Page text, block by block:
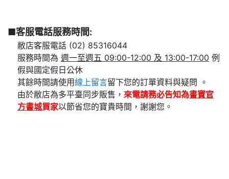
■客服電話服務時間:
敝店客服電話 (02) 85316044
服務時間為 週一至週五 09:00-12:00 及 13:00-17:00 例
假與國定假日公休
其餘時間請使用線上留言
留下您的訂單資料與疑問 。
由於敝店為多平臺同步販售， 來電請務必告知為書寶官
方書城買家以節省您的寶貴時間，謝謝您。